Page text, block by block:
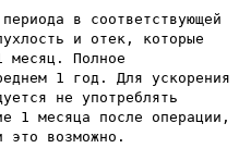
в соответствующей
и отек, которые
месяц. Полное
1 год. Для ускорения
не употреблять
1 месяца после операции,
это возможно.